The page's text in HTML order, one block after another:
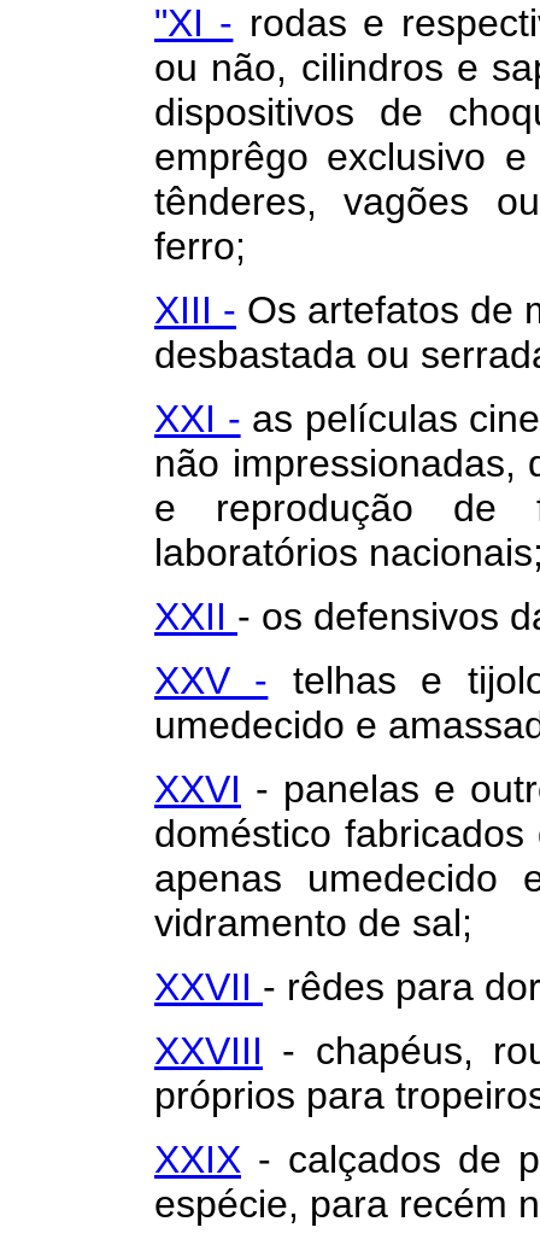
"XI - rodas e
ou não, cilindros e
dispositivos de
emprêgo exclusivo
tênderes, vagões
ferro;
XIII - Os artefatos de
desbastada ou
XXI - as películas
não impressionadas,
e reprodução de
laboratórios
XXII - os defensivos
XXV - telhas e
umedecido e
XXVI - panelas e
doméstico
apenas umedecido
vidramento de sal;
XXVII - rêdes para
XXVIII - chapéus,
próprios para
XXIX - calçados de
espécie, para recém